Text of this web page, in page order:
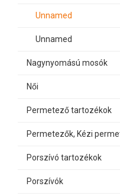
Unnamed
Unnamed
Nagynyomású mosók
Női
Permetező tartozékok
Permetezők, Kézi
Porszívó tartozékok
Porszívók